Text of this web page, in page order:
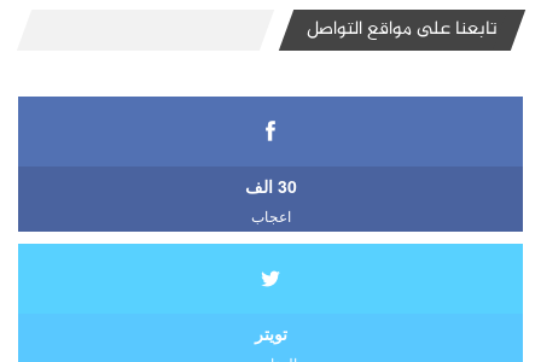
تابعنا على مواقع التواصل
30 الف
اعجاب
تويتر